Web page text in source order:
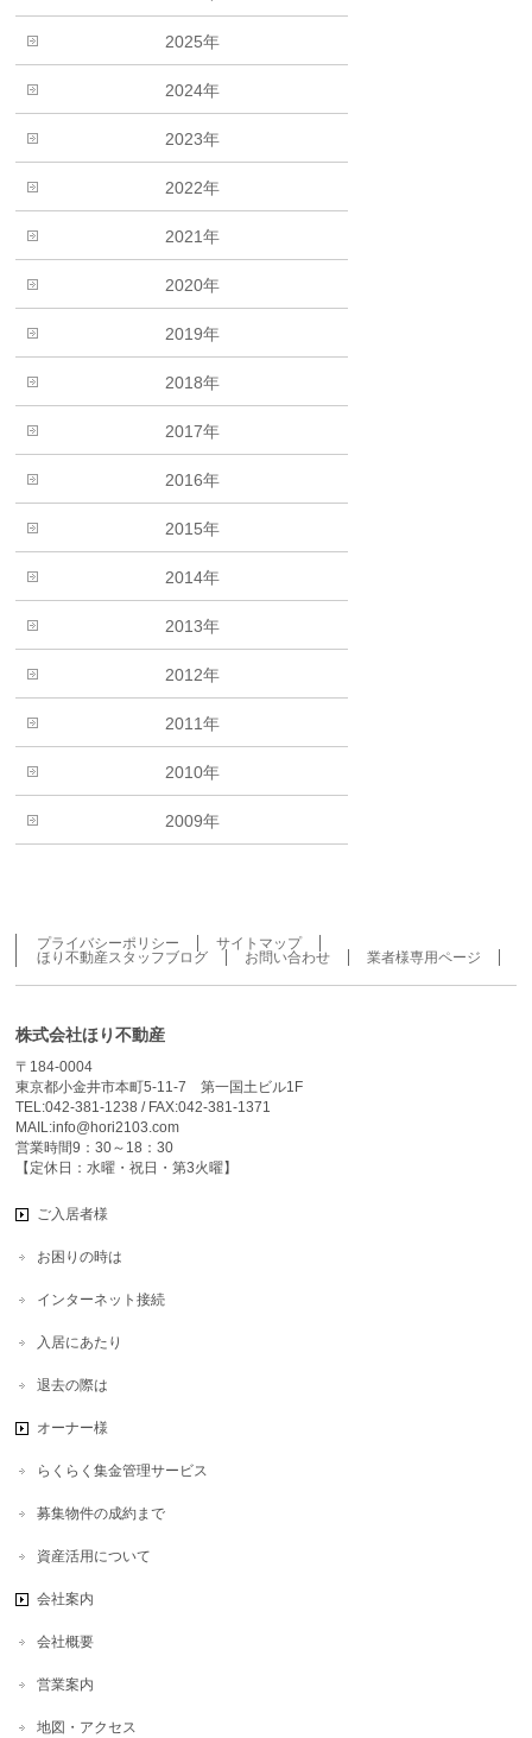
2025年
2024年
2023年
2022年
2021年
2020年
2019年
2018年
2017年
2016年
2015年
2014年
2013年
2012年
2011年
2010年
2009年
プライバシーポリシー
サイトマップ
ほり不動産スタッフブログ
お問い合わせ 業者様専用ページ
株式会社ほり不動産
〒184-0004
東京都小金井市本町5-11-7 第一国土ビル1F
TEL:042-381-1238 / FAX:042-381-1371
MAIL:info@hori2103.com
営業時間9：30～18：30
【定休日：水曜・祝日・第3火曜】
ご入居者様
お困りの時は
インターネット接続
入居にあたり
退去の際は
オーナー様
らくらく集金管理サービス
募集物件の成約まで
資産活用について
会社案内
会社概要
営業案内
地図・アクセス